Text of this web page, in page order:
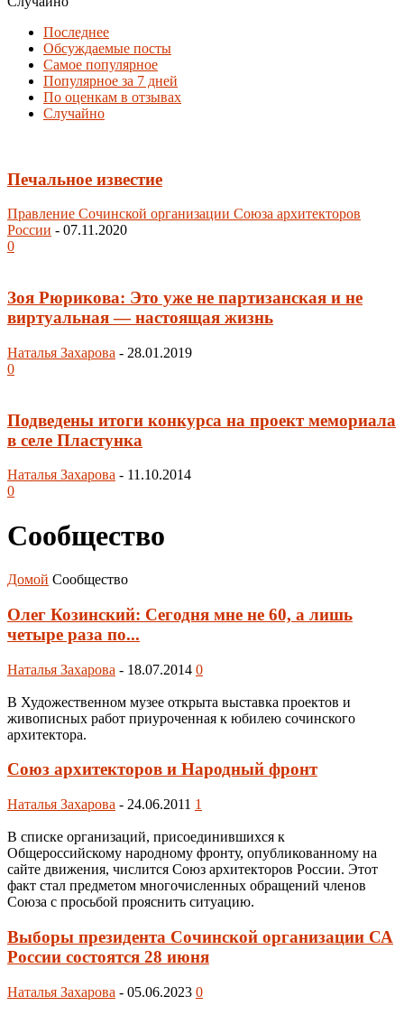
Последнее
Обсуждаемые посты
Самое популярное
Популярное за 7 дней
По оценкам в отзывах
Случайно
Печальное известие
Правление Сочинской организации Союза архитекторов
России - 07.11.2020
0
Зоя Рюрикова: Это уже не партизанская и не
виртуальная — настоящая жизнь
Наталья Захарова - 28.01.2019
0
Подведены итоги конкурса на проект мемориала
в селе Пластунка
Наталья Захарова - 11.10.2014
0
Сообщество
Домой Сообщество
Олег Козинский: Сегодня мне не 60, а лишь
четыре раза по...
Наталья Захарова - 18.07.2014 0
В Художественном музее открыта выставка проектов и
живописных работ приуроченная к юбилею сочинского
архитектора.
Союз архитекторов и Народный фронт
Наталья Захарова - 24.06.2011 1
В списке организаций, присоединившихся к
Общероссийскому народному фронту, опубликованному на
сайте движения, числится Союз архитекторов России. Этот
факт стал предметом многочисленных обращений членов
Союза с просьбой прояснить ситуацию.
Выборы президента Сочинской организации СА
России состоятся 28 июня
Наталья Захарова - 05.06.2023 0